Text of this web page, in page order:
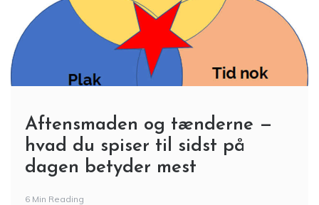
Aftensmaden og tænderne —
hvad du spiser til sidst på
dagen betyder mest
6 Min Reading